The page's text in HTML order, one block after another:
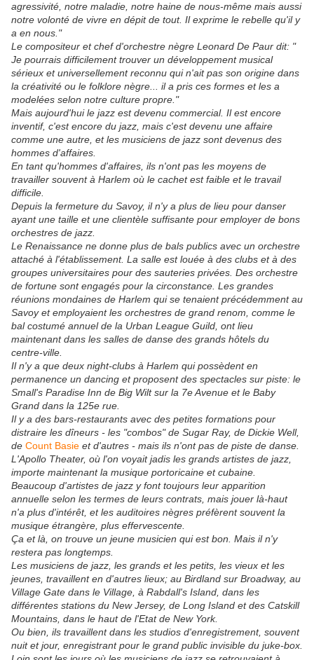
agressivité, notre maladie, notre haine de nous-même mais aussi
notre volonté de vivre en dépit de tout. Il exprime le rebelle qu'il y
a en nous."
Le compositeur et chef d'orchestre nègre Leonard De Paur dit: "
Je pourrais difficilement trouver un développement musical
sérieux et universellement reconnu qui n'ait pas son origine dans
la créativité ou le folklore nègre... il a pris ces formes et les a
modelées selon notre culture propre."
Mais aujourd'hui le jazz est devenu commercial. Il est encore
inventif, c'est encore du jazz, mais c'est devenu une affaire
comme une autre, et les musiciens de jazz sont devenus des
hommes d'affaires.
En tant qu'hommes d'affaires, ils n'ont pas les moyens de
travailler souvent à Harlem où le cachet est faible et le travail
difficile.
Depuis la fermeture du Savoy, il n'y a plus de lieu pour danser
ayant une taille et une clientèle suffisante pour employer de bons
orchestres de jazz.
Le Renaissance ne donne plus de bals publics avec un orchestre
attaché à l'établissement. La salle est louée à des clubs et à des
groupes universitaires pour des sauteries privées. Des orchestre
de fortune sont engagés pour la circonstance. Les grandes
réunions mondaines de Harlem qui se tenaient précédemment au
Savoy et employaient les orchestres de grand renom, comme le
bal costumé annuel de la Urban League Guild, ont lieu
maintenant dans les salles de danse des grands hôtels du
centre-ville.
Il n'y a que deux night-clubs à Harlem qui possèdent en
permanence un dancing et proposent des spectacles sur piste: le
Small's Paradise Inn de Big Wilt sur la 7e Avenue et le Baby
Grand dans la 125e rue.
Il y a des bars-restaurants avec des petites formations pour
distraire les dîneurs - les "combos" de Sugar Ray, de Dickie Well,
de Count Basie et d'autres - mais ils n'ont pas de piste de danse.
L'Apollo Theater, où l'on voyait jadis les grands artistes de jazz,
importe maintenant la musique portoricaine et cubaine.
Beaucoup d'artistes de jazz y font toujours leur apparition
annuelle selon les termes de leurs contrats, mais jouer là-haut
n'a plus d'intérêt, et les auditoires nègres préfèrent souvent la
musique étrangère, plus effervescente.
Ça et là, on trouve un jeune musicien qui est bon. Mais il n'y
restera pas longtemps.
Les musiciens de jazz, les grands et les petits, les vieux et les
jeunes, travaillent en d'autres lieux; au Birdland sur Broadway, au
Village Gate dans le Village, à Rabdall's Island, dans les
différentes stations du New Jersey, de Long Island et des Catskill
Mountains, dans le haut de l'Etat de New York.
Ou bien, ils travaillent dans les studios d'enregistrement, souvent
nuit et jour, enregistrant pour le grand public invisible du juke-box.